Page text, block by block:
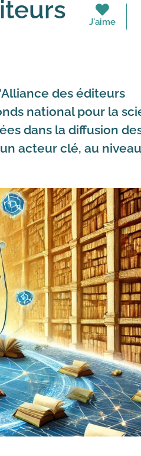
J'aime
des éditeurs
national pour la
dans la diffusion
acteur clé, au